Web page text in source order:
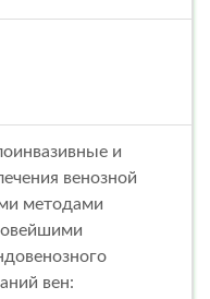
и
венозной
методами
вен: